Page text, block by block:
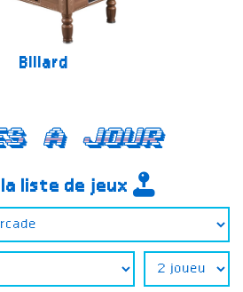
Billard
a jour
liste de jeux